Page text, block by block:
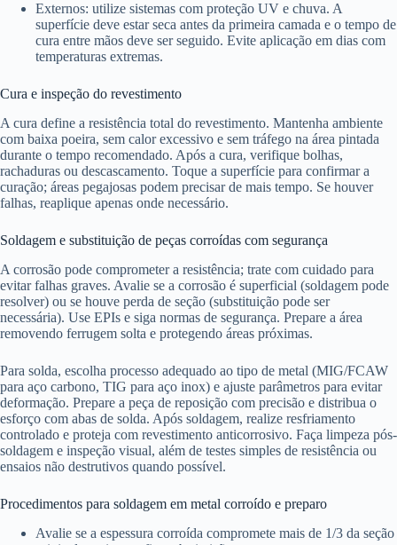
Externos: utilize sistemas com proteção UV e chuva. A
superfície deve estar seca antes da primeira camada e o tempo de
cura entre mãos deve ser seguido. Evite aplicação em dias com
temperaturas extremas.
Cura e inspeção do revestimento
A cura define a resistência total do revestimento. Mantenha ambiente
com baixa poeira, sem calor excessivo e sem tráfego na área pintada
durante o tempo recomendado. Após a cura, verifique bolhas,
rachaduras ou descascamento. Toque a superfície para confirmar a
curação; áreas pegajosas podem precisar de mais tempo. Se houver
falhas, reaplique apenas onde necessário.
Soldagem e substituição de peças corroídas com segurança
A corrosão pode comprometer a resistência; trate com cuidado para
evitar falhas graves. Avalie se a corrosão é superficial (soldagem pode
resolver) ou se houve perda de seção (substituição pode ser
necessária). Use EPIs e siga normas de segurança. Prepare a área
removendo ferrugem solta e protegendo áreas próximas.
Para solda, escolha processo adequado ao tipo de metal (MIG/FCAW
para aço carbono, TIG para aço inox) e ajuste parâmetros para evitar
deformação. Prepare a peça de reposição com precisão e distribua o
esforço com abas de solda. Após soldagem, realize resfriamento
controlado e proteja com revestimento anticorrosivo. Faça limpeza pós-
soldagem e inspeção visual, além de testes simples de resistência ou
ensaios não destrutivos quando possível.
Procedimentos para soldagem em metal corroído e preparo
Avalie se a espessura corroída compromete mais de 1/3 da seção